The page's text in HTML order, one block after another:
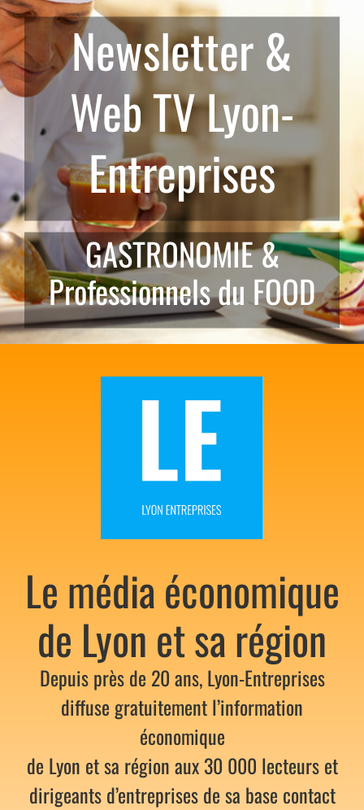
Passer
contenu
Newsletter &
Web TV Lyon-
Entreprises
GASTRONOMIE &
Professionnels du FOOD
Le média économique
de Lyon et sa région
Depuis près de 20 ans, Lyon-Entreprises
diffuse gratuitement l’information
économique
de Lyon et sa région aux 30 000 lecteurs et
dirigeants d’entreprises de sa base contact